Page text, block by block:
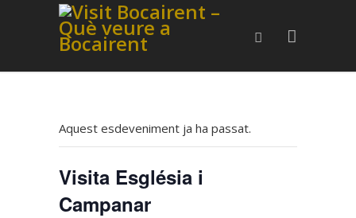
Aquest esdeveniment ja ha passat.
Visita Església i
Campanar